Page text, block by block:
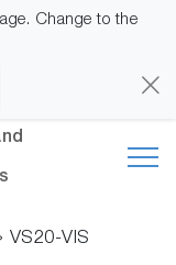
Change to the
VS20-VIS